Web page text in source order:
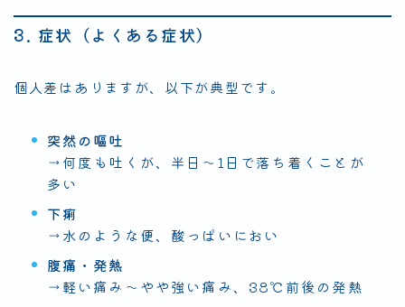
3. 症状（よくある症状）
個人差はありますが、以下が典型です。
突然の嘔吐
→何度も吐くが、半日〜1日で落ち着くことが
多い
下痢
→水のような便、酸っぱいにおい
腹痛・発熱
→軽い痛み〜やや強い痛み、38℃前後の発熱